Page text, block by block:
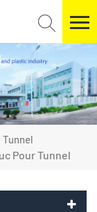
Tunnel
Pour Tunnel